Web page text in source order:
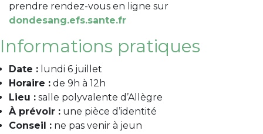
prendre rendez-vous en ligne sur
dondesang.efs.sante.fr
Informations pratiques
Date : lundi 6 juillet
Horaire : de 9h à 12h
Lieu : salle polyvalente d’Allègre
À prévoir : une pièce d’identité
Conseil : ne pas venir à jeun